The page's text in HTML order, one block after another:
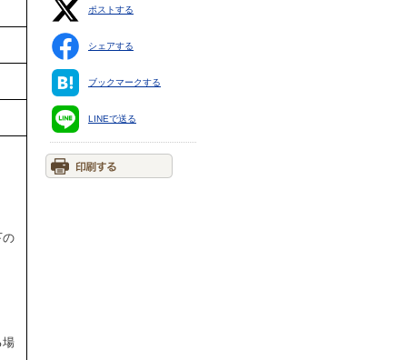
の
場
ポストする
シェアする
ブックマークする
LINEで送る